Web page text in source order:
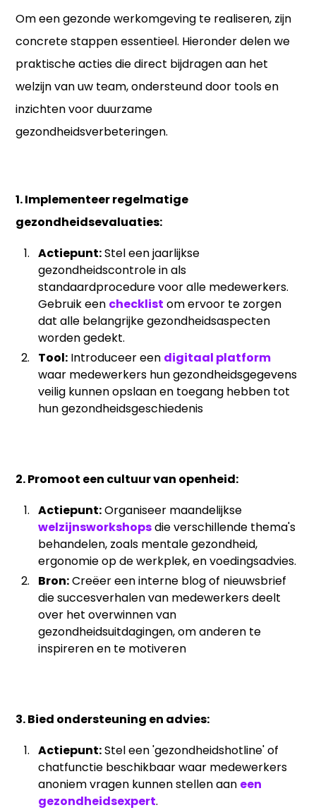
Om een gezonde werkomgeving te realiseren, zijn
concrete stappen essentieel. Hieronder delen we
praktische acties die direct bijdragen aan het
welzijn van uw team, ondersteund door tools en
inzichten voor duurzame
gezondheidsverbeteringen.
1. Implementeer regelmatige
gezondheidsevaluaties:
Actiepunt:Stel een jaarlijkse
gezondheidscontrole in als
standaardprocedure voor alle medewerkers.
Gebruik een checklist om ervoor te zorgen
dat alle belangrijke gezondheidsaspecten
worden gedekt.
Tool: Introduceer een digitaal platform
waar medewerkers hun gezondheidsgegevens
veilig kunnen opslaan en toegang hebben tot
hun gezondheidsgeschiedenis
2. Promoot een cultuur van openheid:
Actiepunt:Organiseer maandelijkse
welzijnsworkshopsdie verschillende thema's
behandelen, zoals mentale gezondheid,
ergonomie op de werkplek, en voedingsadvies.
Bron:Creëer een interne blog of nieuwsbrief
die succesverhalen van medewerkers deelt
over het overwinnen van
gezondheidsuitdagingen, om anderen te
inspireren en te motiveren
3. Bied ondersteuning en advies:
Actiepunt:Stel een 'gezondheidshotline' of
chatfunctie beschikbaar waar medewerkers
anoniem vragen kunnen stellen aan een
gezondheidsexpert.